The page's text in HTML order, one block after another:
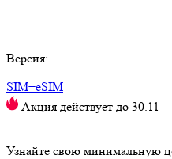
Версия:
SIM+eSIM
Акция действует до 30.11
Узнайте свою минимальную